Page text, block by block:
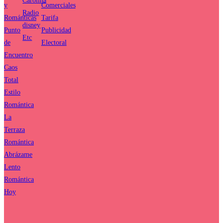
y
Románticas
Punto
de
Encuentro
Caos
Total
Estilo
Romántica
La
Terraza
Romántica
Abrázame
Lento
Romántica
Hoy
Radio
disney
Etc
Comerciales
Tarifa
Publicidad
Electoral